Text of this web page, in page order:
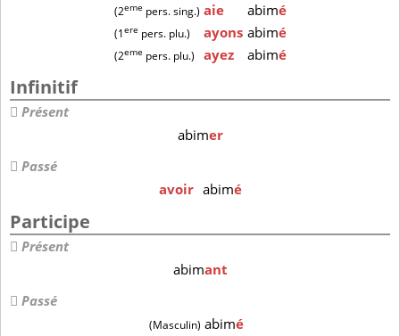
(2eme pers. sing.) aie abimé
(1ere pers. plu.) ayons abimé
(2eme pers. plu.) ayez abimé
Infinitif
Présent
abimer
Passé
avoir abimé
Participe
Présent
abimant
Passé
(Masculin) abimé